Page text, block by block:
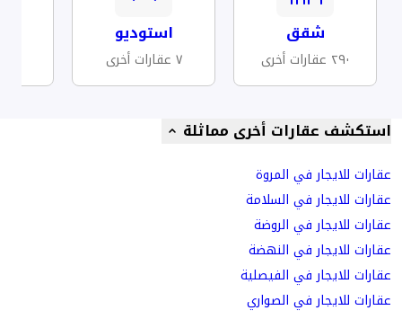
شقق
٢٩٠ عقارات أخرى
استوديو
٧ عقارات أخرى
استكشف عقارات أخرى مماثلة
عقارات للايجار في المروة
عقارات للايجار في السلامة
عقارات للايجار في الروضة
عقارات للايجار في النهضة
عقارات للايجار في الفيصلية
عقارات للايجار في الصواري